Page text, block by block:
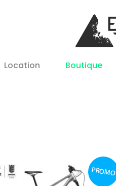
Location Boutique
PROMO